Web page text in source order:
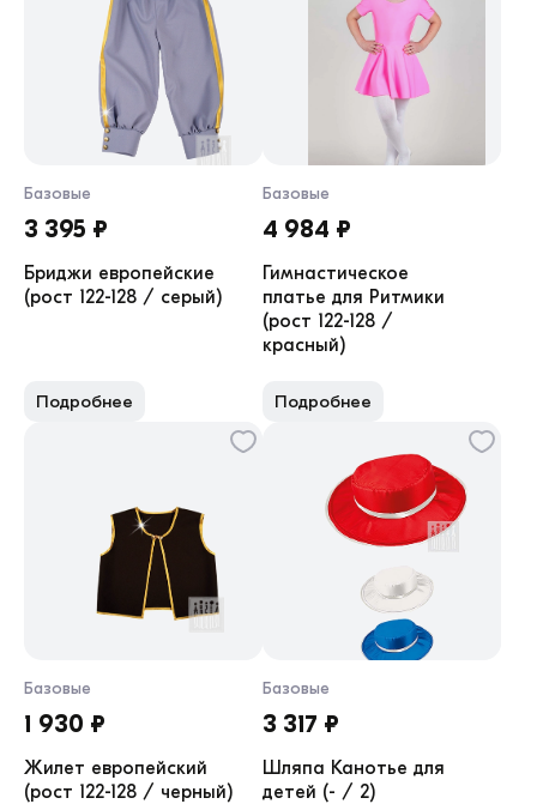
Базовые
3 395 ₽
Бриджи европейские
(рост 122-128 / серый)
Подробнее
Базовые
4 984 ₽
Гимнастическое
платье для Ритмики
(рост 122-128 /
красный)
Подробнее
Базовые
1 930 ₽
Жилет европейский
(рост 122-128 / черный)
Базовые
3 317 ₽
Шляпа Канотье для
детей (- / 2)